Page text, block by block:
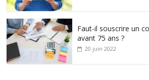
Faut-il souscrire un
avant 75 ans ?
20 juin 2022